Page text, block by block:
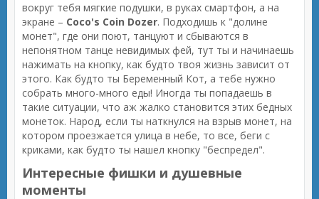
вокруг тебя мягкие подушки, в руках смартфон, а на
экране – Coco's Coin Dozer. Подходишь к "долине
монет", где они поют, танцуют и сбываются в
непонятном танце невидимых фей, тут ты и начинаешь
нажимать на кнопку, как будто твоя жизнь зависит от
этого. Как будто ты Беременный Кот, а тебе нужно
собрать много-много еды! Иногда ты попадаешь в
такие ситуации, что аж жалко становится этих бедных
монеток. Народ, если ты наткнулся на взрыв монет, на
котором проезжается улица в небе, то все, беги с
криками, как будто ты нашел кнопку "беспредел".
Интересные фишки и душевные
моменты